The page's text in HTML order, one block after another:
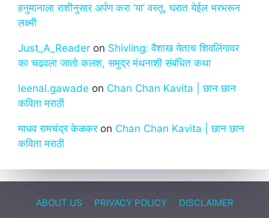
हनुमानाला राशीनुसार अर्पण करा ‘या’ वस्तू, घरात येईल भरभरून
लक्ष्मी
Just_A_Reader on Shivling: वैशाख येताच शिवलिंगावर
का चढवला जातो कलश, समुद्र मंथनाशी संबंधित कथा
leenal.gawade on Chan Chan Kavita | छान छान
कविता मराठी
माधव रामचंद्र केळकरon Chan Chan Kavita | छान छान
कविता मराठी
ABOUT US PRIVACY POLICY DISCLAIMER